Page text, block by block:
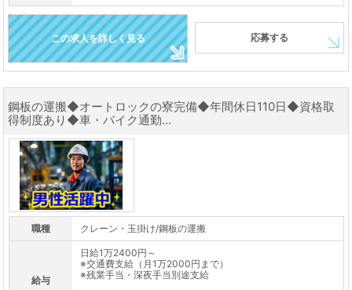
この求人を詳しく見る 応募する
鋼板の運搬◆オートロックの寮完備◆年間休日110日◆資格取
得制度あり◆車・バイク通勤...
職種 クレーン・玉掛け/鋼板の運搬
給与
日給1万2400円～
※交通費支給（月1万2000円まで）
※残業手当・深夜手当別途支給